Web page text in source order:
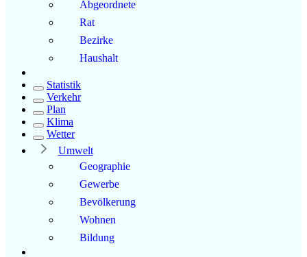
Abgeordnete
Rat
Bezirke
Haushalt
Statistik
Verkehr
Plan
Klima
Wetter
Umwelt
Geographie
Gewerbe
Bevölkerung
Wohnen
Bildung